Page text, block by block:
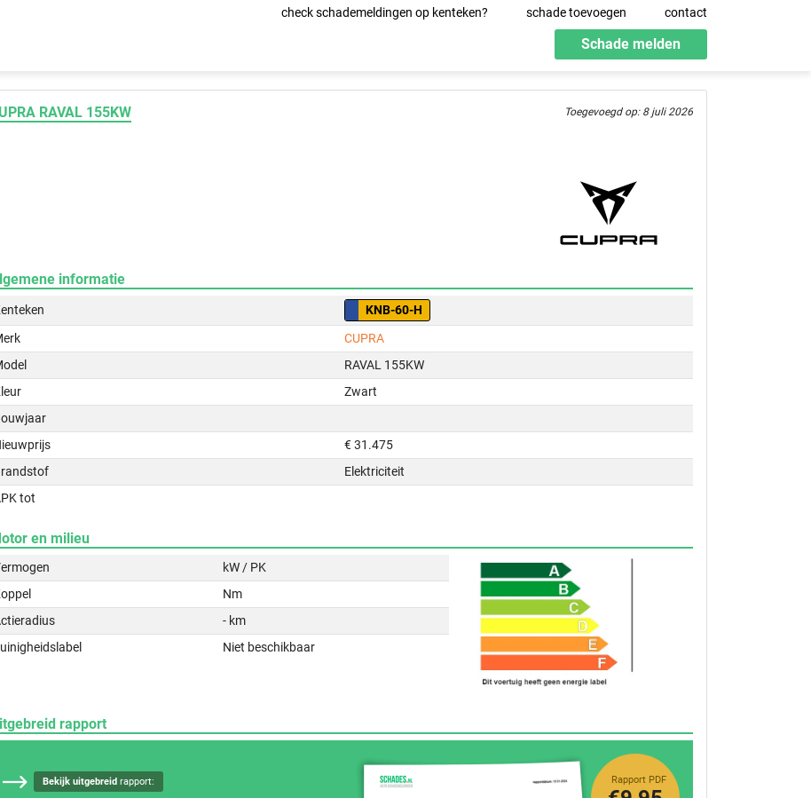
check schademeldingen op kenteken? schade toevoegen contact
Schade melden
RAVAL 155KW Toegevoegd op: 8 juli 2026
informatie
KNB-60-H
CUPRA
RAVAL 155KW
Zwart
€ 31.475
Elektriciteit
tot
en milieu
kW / PK
Nm
- km
Niet beschikbaar
rapport
Bekijk uitgebreid rapport: Rapport PDF